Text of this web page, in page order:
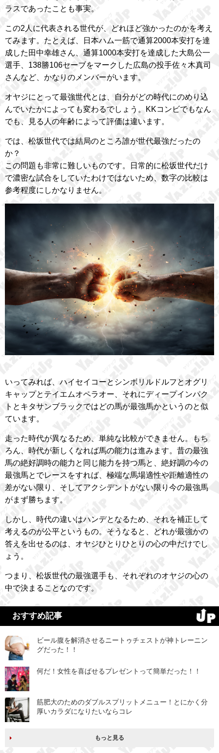
ラスであったことも事実。
この2人に代表される世代が、どれほど強かったのかを考え
てみます。たとえば、日本ハム一筋で通算2000本安打を達
成した田中幸雄さん、通算1000本安打を達成した大島公一
選手、138勝106セーブをマークした広島の投手佐々木真司
さんなど、かなりのメンバーがいます。
オヤジにとって最強世代とは、自分がどの時代にのめり込
んでいたかによっても変わるでしょう。KKコンビでもなん
でも、見る人の年齢によって評価は違います。
では、松坂世代では結局のところ誰が世代最強だったの
か？
この問題も非常に難しいものです。日常的に松坂世代だけ
で濃密な試合をしていたわけではないため、数字の比較は
参考程度にしかなりません。
いってみれば、ハイセイコーとシンボリルドルフとオグリ
キャップとテイエムオペラオー、それにディープインパク
トとキタサンブラックではどの馬が最強馬かというのと似
ています。
走った時代が異なるため、単純な比較ができません。もち
ろん、時代が新しくなれば馬の能力は進みます。昔の最強
馬の絶好調時の能力と同じ能力を持つ馬と、絶好調の今の
最強馬とでレースをすれば、極端な馬場適性や距離適性の
差がない限り、そしてアクシデントがない限り今の最強馬
がまず勝ちます。
しかし、時代の違いはハンデとなるため、それを補正して
考えるのが公平というもの。そうなると、どれが最強かの
答えを出せるのは、オヤジひとりひとりの心の中だけでし
ょう。
つまり、松坂世代の最強選手も、それぞれのオヤジの心の
中で決まることなのです。
おすすめ記事
ビール腹を解消させるニートゥチェストが神トレーニン
グだった！！
何だ！女性を喜ばせるプレゼントって簡単だった！！
筋肥大のためのダブルスプリットメニュー！とにかく分
厚いカラダになりたいならコレ
もっと見る